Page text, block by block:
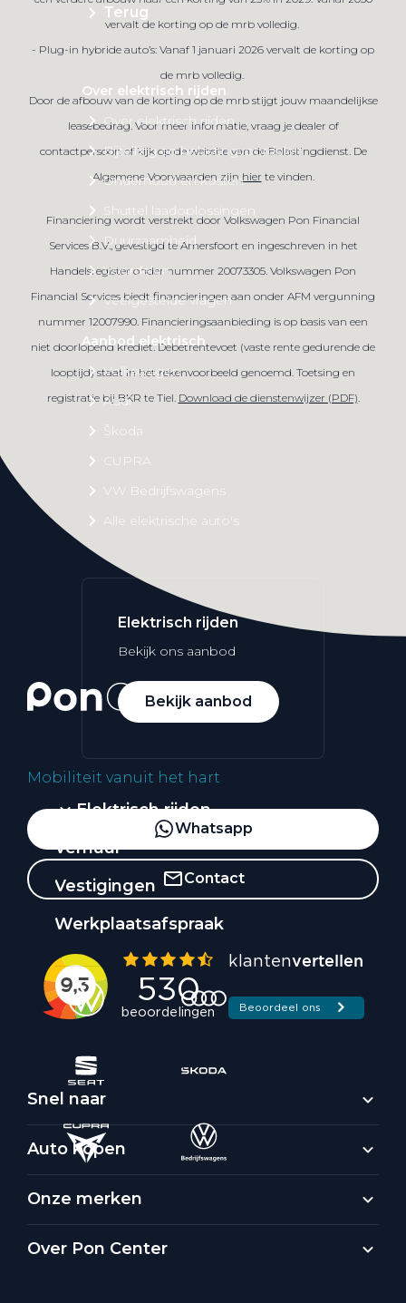
Terug
Over elektrisch rijden
Over elektrisch rijden
Bijtelling en belastingvoordelen
Onderhoud en kosten
Shuttel laadoplossingen
Duurzaamheid
Voordelen
Veelgestelde vragen
Aanbod elektrisch
Volkswagen
Audi
Škoda
CUPRA
VW Bedrijfswagens
Alle elektrische auto's
Elektrisch rijden
Bekijk ons aanbod
Bekijk aanbod
Elektrisch rijden
Verhuur
Vestigingen
Werkplaatsafspraak
vervalt de korting op de mrb volledig.
- Plug-in hybride auto’s: Vanaf 1 januari 2026 vervalt de korting op
de mrb volledig.
Door de afbouw van de korting op de mrb stijgt jouw maandelijkse
leasebedrag. Voor meer informatie, vraag je dealer of
contactpersoon of kijk op de website van de Belastingdienst. De
Algemene Voorwaarden zijn hier te vinden.
Financiering wordt verstrekt door Volkswagen Pon Financial
Services B.V., gevestigd te Amersfoort en ingeschreven in het
Handelsregister onder nummer 20073305. Volkswagen Pon
Financial Services biedt financieringen aan onder AFM vergunning
nummer 12007990. Financieringsaanbieding is op basis van een
niet doorlopend krediet. Debetrentevoet (vaste rente gedurende de
looptijd) staat in het rekenvoorbeeld genoemd. Toetsing en
registratie bij BKR te Tiel. Download de dienstenwijzer (PDF).
Mobiliteit vanuit het hart
Whatsapp
Contact
Snel naar
Auto kopen
Onze merken
Over Pon Center